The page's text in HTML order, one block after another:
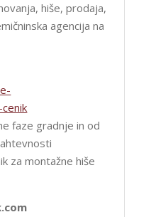
hiše, prodaja,
agencija na
faze gradnje in od
za montažne hiše